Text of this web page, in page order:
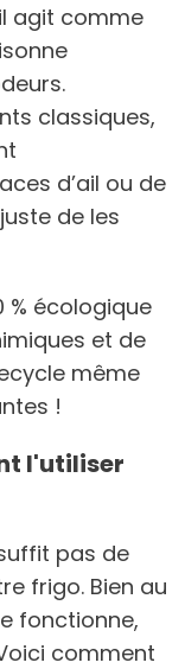
agit comme
classiques,
d’ail ou de
de les
% écologique
et de
même
!
l'utiliser
pas de
frigo. Bien au
fonctionne,
comment